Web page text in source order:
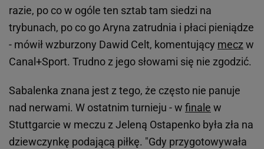
razie, po co w ogóle ten sztab tam siedzi na
trybunach, po co go Aryna zatrudnia i płaci pieniądze
- mówił wzburzony Dawid Celt, komentujący meczw
Canal+Sport. Trudno z jego słowami się nie zgodzić.
Sabalenka znana jest z tego, że często nie panuje
nad nerwami. W ostatnim turnieju - w finale w
Stuttgarcie w meczu z Jeleną Ostapenko była zła na
dziewczynkę podającą piłkę. "Gdy przygotowywała